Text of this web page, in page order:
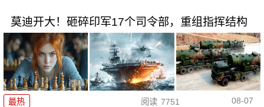
莫迪开大！砸碎印军17个司令部，重组指挥结构
最热 阅读 7751 08-07